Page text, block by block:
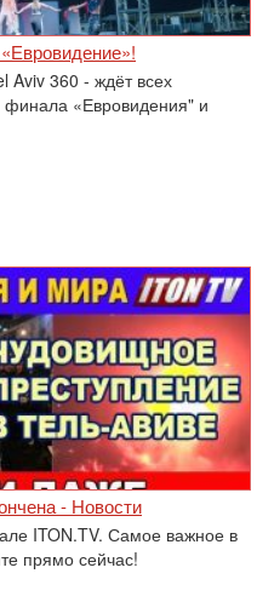
Aviv 360 - ждёт всех
«Евровидения" и
- Новости
ITON.TV. Самое важное в
прямо сейчас!